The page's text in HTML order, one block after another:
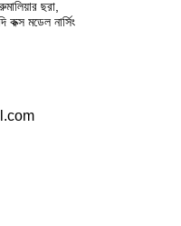
ছরা,
কক্স মডেল নার্সিং